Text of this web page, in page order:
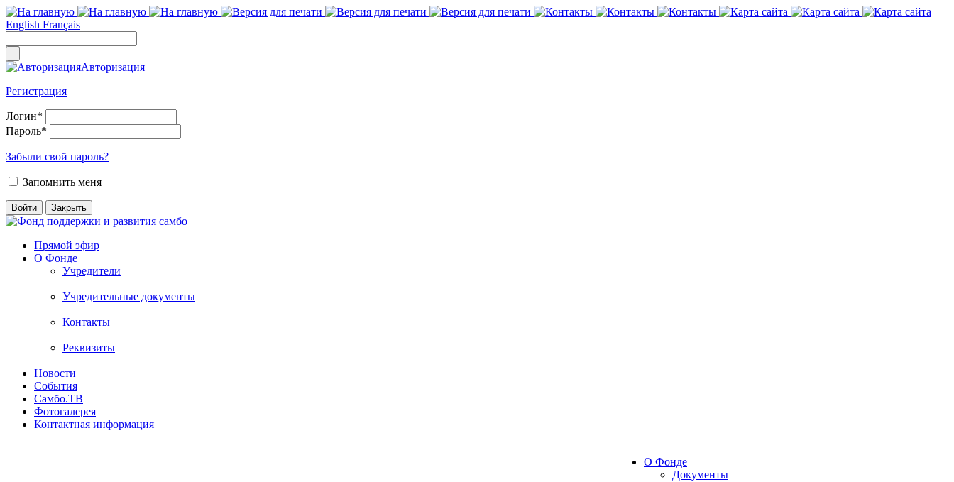
English Français
Авторизация
Регистрация
Логин*
Пароль*
Забыли свой пароль?
Запомнить меня
Прямой эфир
О Фонде
Учредители
Учредительные документы
Контакты
Реквизиты
Новости
События
Самбо.ТВ
Фотогалерея
Контактная информация
О Фонде
Документы